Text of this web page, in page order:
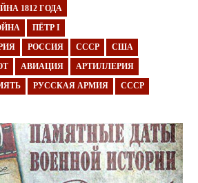
1812 ГОДА
ПЁТР I
РОССИЯ СССР США
АВИАЦИЯ АРТИЛЛЕРИЯ
РУССКАЯ АРМИЯ СССР